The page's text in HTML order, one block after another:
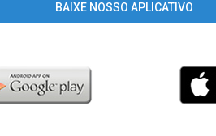
BAIXE NOSSO APLICATIVO